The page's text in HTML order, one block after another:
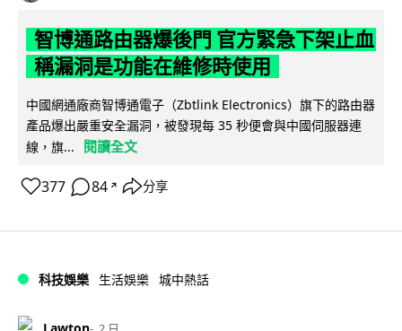
智博通路由器爆後門 官方緊急下架止血
稱漏洞是功能在維修時使用
中國網通廠商智博通電子（Zbtlink Electronics）旗下的路由器
產品爆出嚴重安全漏洞，被發現每 35 秒便會與中國伺服器連
線，旗...
閱讀全文
377 84 ↗ 分享
科技娛樂 生活娛樂 城中熱話